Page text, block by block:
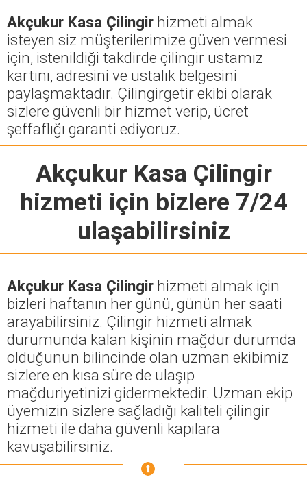
Akçukur Kasa Çilingir hizmeti almak
isteyen siz müşterilerimize güven vermesi
için, istenildiği takdirde çilingir ustamız
kartını, adresini ve ustalık belgesini
paylaşmaktadır. Çilingirgetir ekibi olarak
sizlere güvenli bir hizmet verip, ücret
şeffaflığı garanti ediyoruz.
Akçukur Kasa Çilingir
hizmeti için bizlere 7/24
ulaşabilirsiniz
Akçukur Kasa Çilingir hizmeti almak için
bizleri haftanın her günü, günün her saati
arayabilirsiniz. Çilingir hizmeti almak
durumunda kalan kişinin mağdur durumda
olduğunun bilincinde olan uzman ekibimiz
sizlere en kısa süre de ulaşıp
mağduriyetinizi gidermektedir. Uzman ekip
üyemizin sizlere sağladığı kaliteli çilingir
hizmeti ile daha güvenli kapılara
kavuşabilirsiniz.